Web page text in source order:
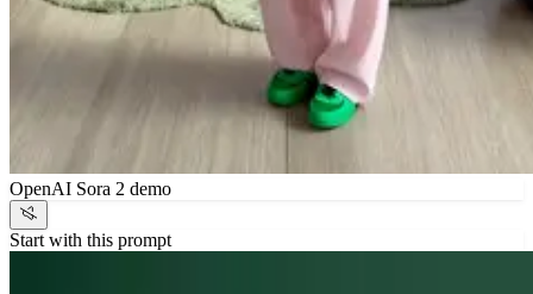
OpenAI Sora 2 demo
Start with this prompt